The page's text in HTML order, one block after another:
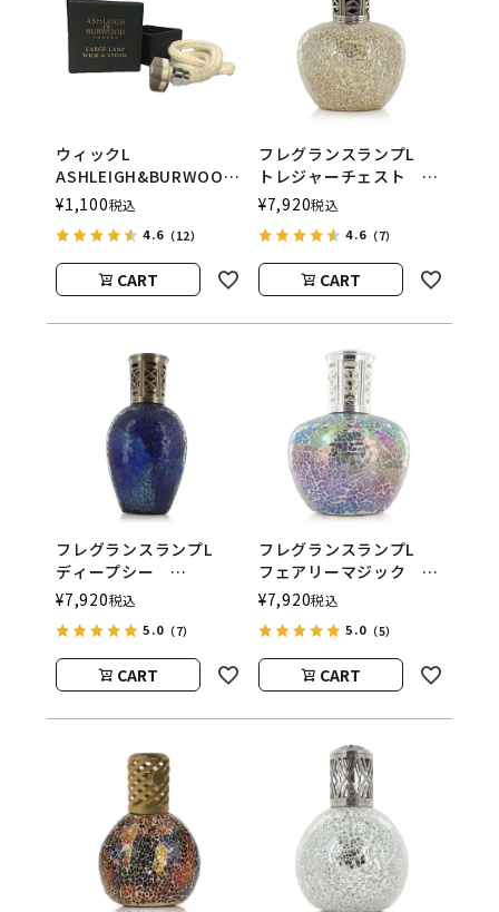
ウィックL
ASHLEIGH&BURWOOD
（アシュレイアンドバー
ウッド）
¥1,100税込
4.6 （12）
CART
フレグランスランプL
トレジャーチェスト
ASHLEIGH&BURWOOD
（アシュレイアンドバー
ウッド）
¥7,920税込
4.6（7）
CART
フレグランスランプL
ディープシー
ASHLEIGH&BURWOOD
（アシュレイアンドバー
ウッド）
¥7,920税込
5.0 （7）
CART
フレグランスランプL
フェアリーマジック
ASHLEIGH&BURWOOD
（アシュレイアンドバー
ウッド）
¥7,920税込
5.0（5）
CART